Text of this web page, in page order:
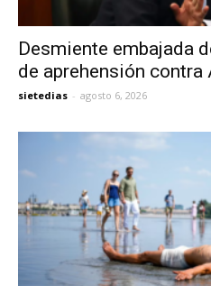
Desmiente embajada
de aprehensión contra
sietedias - agosto 6, 2026